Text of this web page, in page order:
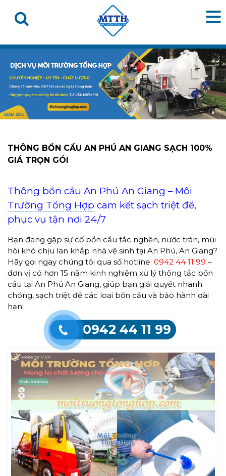
THÔNG BỒN CẦU AN PHÚ AN GIANG SẠCH 100%
GIÁ TRỌN GÓI
Thông bồn cầu An Phú An Giang – Môi
Trường Tổng Hợp cam kết sạch triệt để,
phục vụ tận nơi 24/7
Bạn đang gặp sự cố bồn cầu tắc nghẽn, nước tràn, mùi
hôi khó chịu lan khắp nhà vệ sinh tại An Phú, An Giang?
Hãy gọi ngay chúng tôi qua số hotline: 0942 44 11 99 –
đơn vị có hơn 15 năm kinh nghiệm xử lý thông tắc bồn
cầu tại An Phú An Giang, giúp bạn giải quyết nhanh
chóng, sạch triệt để các loại bồn cầu và bảo hành dài
hạn.
0942 44 11 99